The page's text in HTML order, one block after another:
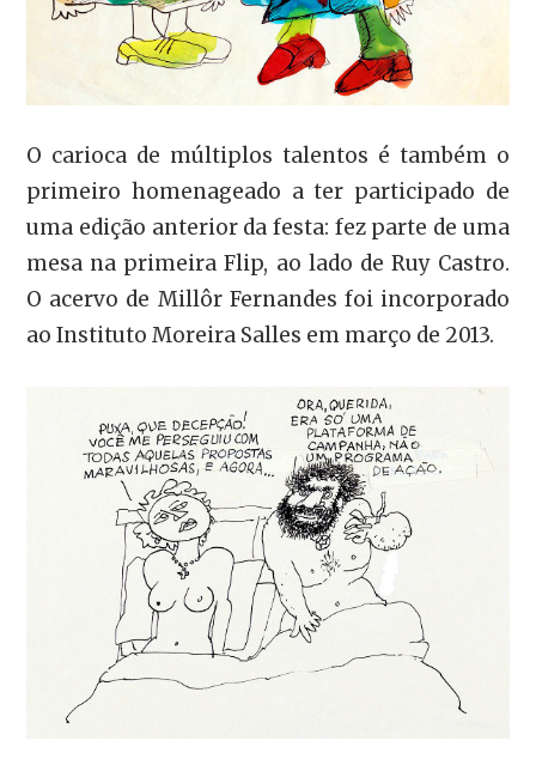
O carioca de múltiplos talentos é também o
primeiro homenageado a ter participado de
uma edição anterior da festa: fez parte de uma
mesa na primeira Flip, ao lado de Ruy Castro.
O acervo de Millôr Fernandes foi incorporado
ao Instituto Moreira Salles em março de 2013.